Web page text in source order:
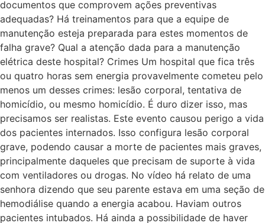
documentos que comprovem ações preventivas
adequadas? Há treinamentos para que a equipe de
manutenção esteja preparada para estes momentos de
falha grave? Qual a atenção dada para a manutenção
elétrica deste hospital? Crimes Um hospital que fica três
ou quatro horas sem energia provavelmente cometeu pelo
menos um desses crimes: lesão corporal, tentativa de
homicídio, ou mesmo homicídio. É duro dizer isso, mas
precisamos ser realistas. Este evento causou perigo a vida
dos pacientes internados. Isso configura lesão corporal
grave, podendo causar a morte de pacientes mais graves,
principalmente daqueles que precisam de suporte à vida
com ventiladores ou drogas. No vídeo há relato de uma
senhora dizendo que seu parente estava em uma seção de
hemodiálise quando a energia acabou. Haviam outros
pacientes intubados. Há ainda a possibilidade de haver